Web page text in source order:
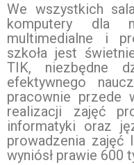
We wszystkich
komputery dla
multimedialne i
szkoła jest
TIK, niezbędne
efektywnego
pracownie przede
realizacji zajęć
informatyki oraz
prowadzenia zajęć
wyniósł prawie 600